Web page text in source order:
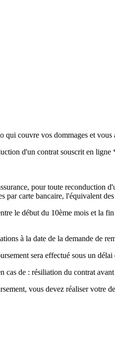
qui couvre vos dommages et
d'un contrat souscrit en ligne
pour toute reconduction
par carte bancaire, l'équivalent
le début du 10ème mois et la
à la date de la demande de
sera effectué sous un
cas de : résiliation du contrat
vous devez réaliser votre